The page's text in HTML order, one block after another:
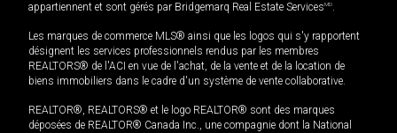
appartiennent et sont gérés par Bridgemarq Real Estate ServicesMD.
Les marques de commerce MLS® ainsi que les logos qui s'y rapportent
désignent les services professionnels rendus par les membres
REALTORS® de l'ACI en vue de l'achat, de la vente et de la location de
biens immobiliers dans le cadre d'un système de vente collaborative.
REALTOR®, REALTORS® et le logo REALTOR® sont des marques
déposées de REALTOR® Canada Inc., une compagnie dont la National